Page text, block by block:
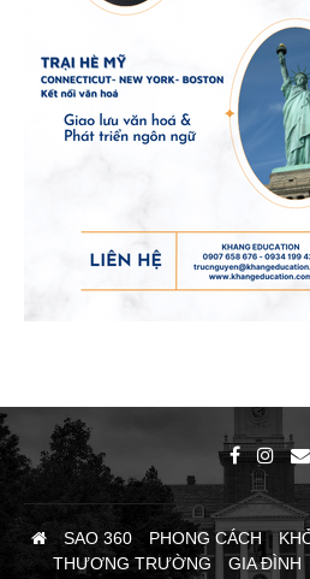
SAO 360 PHONG CÁCH
THƯƠNG TRƯỜNG
GIA ĐÌNH